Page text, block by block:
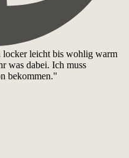
leicht bis wohlig warm
was dabei. Ich muss
bekommen."